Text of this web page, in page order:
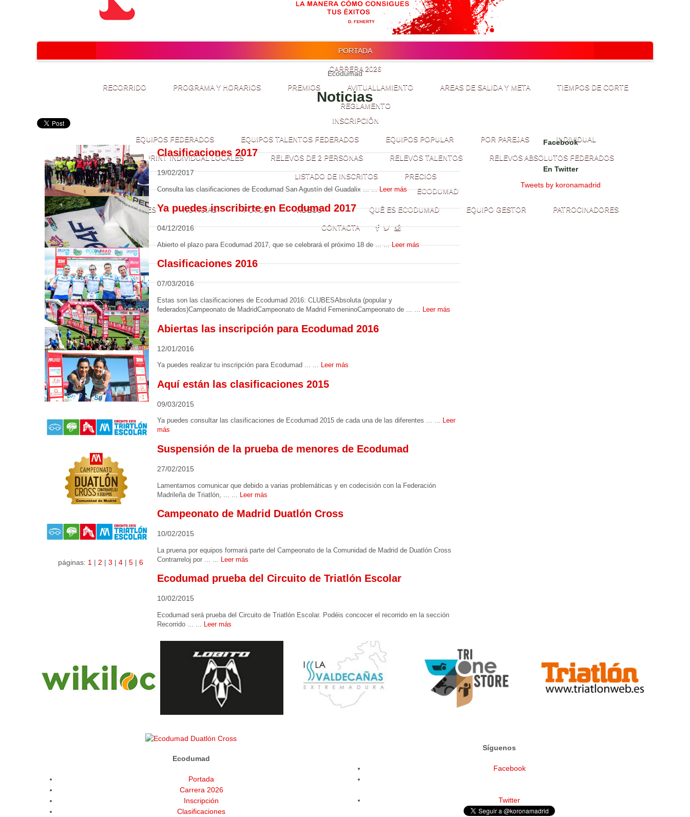
PORTADA
CARRERA 2026
RECORRIDO PROGRAMA Y HORARIOS PREMIOS AVITUALLAMIENTO AREAS DE SALIDA Y META TIEMPOS DE CORTE
REGLAMENTO
INSCRIPCIÓN
EQUIPOS FEDERADOS EQUIPOS TALENTOS FEDERADOS EQUIPOS POPULAR POR PAREJAS INDIVIDUAL
SUPERSPRINT INDIVIDUAL LOCALES RELEVOS DE 2 PERSONAS RELEVOS TALENTOS RELEVOS ABSOLUTOS FEDERADOS
LISTADO DE INSCRITOS PRECIOS
CLASIFICACIONES NOTICIAS FOTOS VÍDEOS
ECODUMAD
QUÉ ES ECODUMAD EQUIPO GESTOR PATROCINADORES
CONTACTA
Ecodumad
Noticias
Clasificaciones 2017
19/02/2017
Consulta las clasificaciones de Ecodumad San Agustín del Guadalix ... ...Leer más
Ya puedes inscribirte en Ecodumad 2017
04/12/2016
Abierto el plazo para Ecodumad 2017, que se celebrará el próximo 18 de ... ...Leer más
Clasificaciones 2016
07/03/2016
Estas son las clasificaciones de Ecodumad 2016: CLUBESAbsoluta (popular y
federados)Campeonato de MadridCampeonato de Madrid FemeninoCampeonato de ... ... Leer más
Abiertas las inscripción para Ecodumad 2016
12/01/2016
Ya puedes realizar tu inscripción para Ecodumad ... ... Leer más
Aquí están las clasificaciones 2015
09/03/2015
Ya puedes consultar las clasificaciones de Ecodumad 2015 de cada una de las diferentes ... ... Leer
más
Suspensión de la prueba de menores de Ecodumad
27/02/2015
Lamentamos comunicar que debido a varias problemáticas y en codecisión con la Federación
Madrileña de Triatlón, ... ...
Leer más
Campeonato de Madrid Duatlón Cross
10/02/2015
La pruena por equipos formará parte del Campeonato de la Comunidad de Madrid de Duatlón Cross
Contrarreloj por ... ...
Leer más
Ecodumad prueba del Circuito de Triatlón Escolar
10/02/2015
Ecodumad será prueba del Circuito de Triatlón Escolar. Podéis concocer el recorrido en la sección
Recorrido ... ... Leer más
páginas: 1 | 2 |3 |4 |5 |6
Facebook
En Twitter
Tweets by koronamadrid
Ecodumad
Portada
Carrera 2026
Inscripción
Clasificaciones
Síguenos
Facebook
Twitter